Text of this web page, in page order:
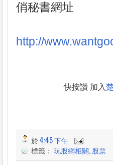
俏秘書網址
http://
快按讚 加入
於4:45 下午
標籤： 玩股網相關,股票